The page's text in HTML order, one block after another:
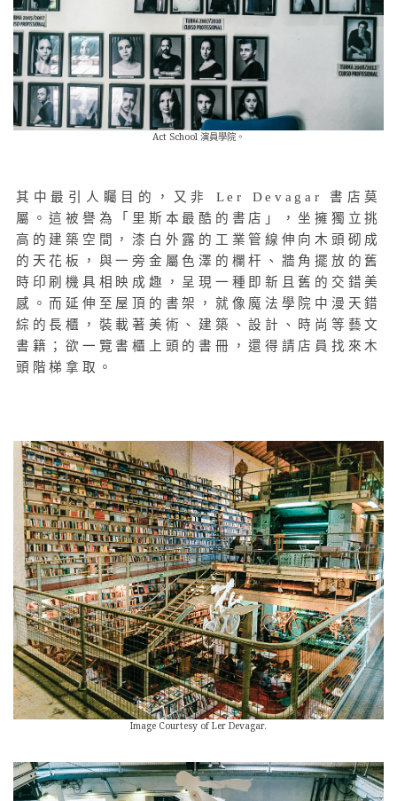
Act School 演員學院。
其中最引人矚目的，又非 Ler Devagar 書店莫
屬。這被譽為「里斯本最酷的書店」，坐擁獨立挑
高的建築空間，漆白外露的工業管線伸向木頭砌成
的天花板，與一旁金屬色澤的欄杆、牆角擺放的舊
時印刷機具相映成趣，呈現一種即新且舊的交錯美
感。而延伸至屋頂的書架，就像魔法學院中漫天錯
綜的長櫃，裝載著美術、建築、設計、時尚等藝文
書籍；欲一覽書櫃上頭的書冊，還得請店員找來木
頭階梯拿取。
Image Courtesy of Ler Devagar.